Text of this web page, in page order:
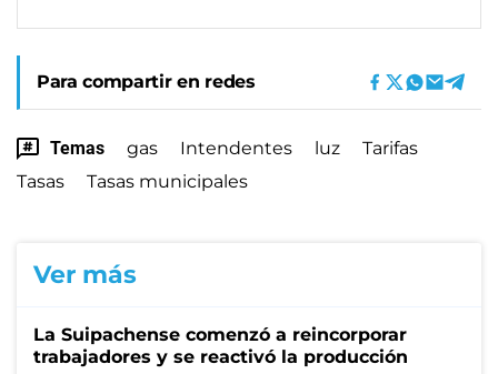
Para compartir en redes
Temas gas Intendentes luz
Tarifas
Tasas
Tasas municipales
Ver más
La Suipachense comenzó a reincorporar
trabajadores y se reactivó la producción